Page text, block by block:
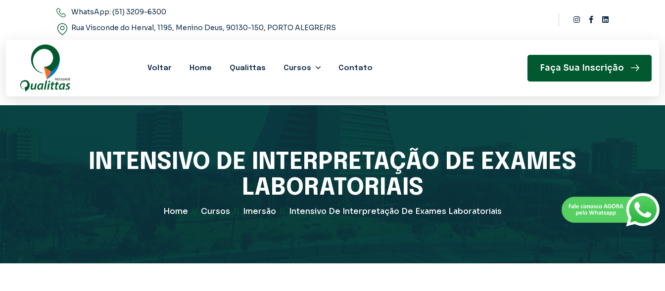
WhatsApp: (51) 3209-6300
Rua Visconde do Herval, 1195, Menino Deus, 90130-150, PORTO ALEGRE/RS
Voltar Home Qualittas Cursos Contato Faça Sua Inscrição
INTENSIVO DE INTERPRETAÇÃO DE EXAMES
LABORATORIAIS
Home // Cursos // Imersão // Intensivo De Interpretação De Exames Laboratoriais